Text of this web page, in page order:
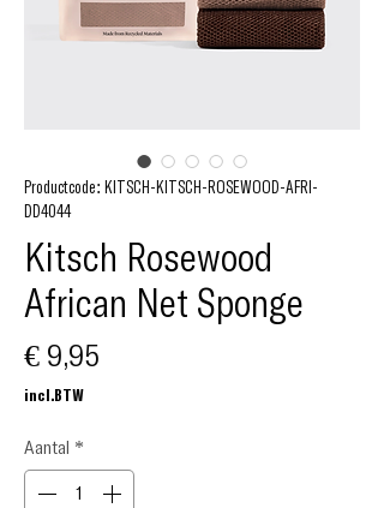
Productcode: KITSCH-KITSCH-ROSEWOOD-AFRI-
DD4044
Kitsch Rosewood
African Net Sponge
€ 9,95
incl.BTW
Aantal *